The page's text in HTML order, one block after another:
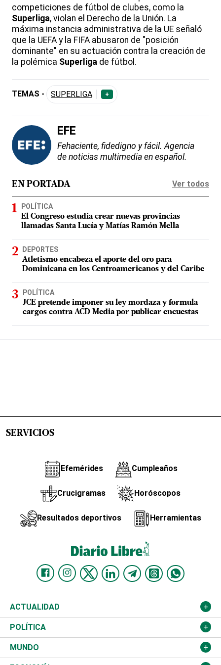
competiciones de fútbol de clubes, como la
Superliga, violan el Derecho de la Unión. La
máxima instancia administrativa de la UE señaló
que la UEFA y la FIFA abusaron de "posición
dominante" en su actuación contra la creación de
la polémica Superliga de fútbol.
TEMAS - SUPERLIGA +
EFE
Fehaciente, fidedigno y fácil. Agencia
de noticias multimedia en español.
EN PORTADA Ver todos
POLÍTICA
El Congreso estudia crear nuevas provincias
llamadas Santa Lucía y Matías Ramón Mella
DEPORTES
Atletismo encabeza el aporte del oro para
Dominicana en los Centroamericanos y del Caribe
POLÍTICA
JCE pretende imponer su ley mordaza y formula
cargos contra ACD Media por publicar encuestas
SERVICIOS
Efemérides Cumpleaños
Crucigramas Horóscopos
Resultados deportivos Herramientas
ACTUALIDAD
Nacional
Ciudad
POLÍTICA
Partidos
MUNDO